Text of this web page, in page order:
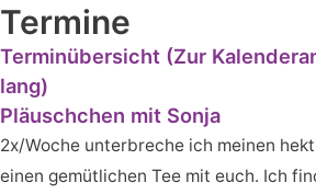
Termine
Terminübersicht (Zur
lang)
Pläuschchen mit Sonja
2x/Woche unterbreche ich meinen
einen gemütlichen Tee mit euch. Ich